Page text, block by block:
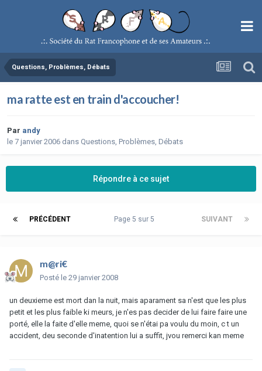
Questions, Problèmes, Débats
ma ratte est en train d'accoucher!
Par andy
le 7 janvier 2006 dans Questions, Problèmes, Débats
Répondre à ce sujet
PRÉCÉDENT SUIVANT
Page 5 sur 5
m@ri€
Posté le 29 janvier 2008
un deuxieme est mort dan la nuit, mais aparament sa n'est que les plus
petit et les plus faible ki meurs, je n'es pas decider de lui faire faire une
porté, elle la faite d'elle meme, quoi se n'étai pa voulu du moin, c t un
accident, deu seconde d'inatention lui a suffit, jvou remerci kan meme